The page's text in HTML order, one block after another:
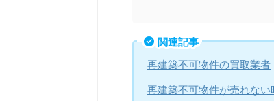
関連記事
再建築不可物件の買取業者
再建築不可物件が売れない